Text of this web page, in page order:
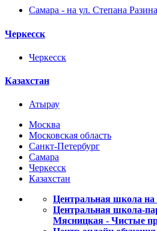
Самара - на ул. Степана Разина
Черкесск
Черкесск
Казахстан
Атырау
Москва
Московская область
Санкт-Петербург
Самара
Черкесск
Казахстан
Центральная школа на
Центральная школа-
Мясницкая - Чистые